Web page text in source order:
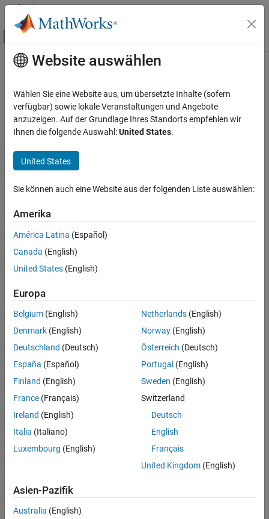
Weiter zum Inhalt
Umschaltung für Off-Canvas-
Startseite der Dokumentation
MATLAB Production Server
Client Programming
DELETE Request
Request
Response
Sample Call
Version History
See Also
Hauptinhalt
DELETE Request
Delete request from server
Description
Use a DELETE method to delete a request on the server. You
cannot retrieve the information of a deleted request.
Request
HTTP Method
DELETE
URI
Response
Success
HTTP Status Code
Error
HTTP Status Code
404 RequestNotFound
409 RequestNotCompleted
— Request has not reached terminal
state.
Website auswählen
Wählen Sie eine Website aus, um übersetzte Inhalte (sofern
verfügbar) sowie lokale Veranstaltungen und Angebote
anzuzeigen. Auf der Grundlage Ihres Standorts empfehlen wir
Ihnen die folgende Auswahl:United States.
United States
Sie können auch eine Website aus der folgenden Liste auswählen:
Amerika
América Latina (Español)
Canada (English)
United States (English)
Europa
Belgium (English)
Denmark (English)
Deutschland (Deutsch)
España (Español)
Finland (English)
France (Français)
Ireland (English)
Italia (Italiano)
Luxembourg (English)
Netherlands(English)
Norway(English)
Österreich (Deutsch)
Portugal (English)
Sweden (English)
Switzerland
Deutsch
English
Français
United Kingdom(English)
Asien-Pazifik
Australia (English)